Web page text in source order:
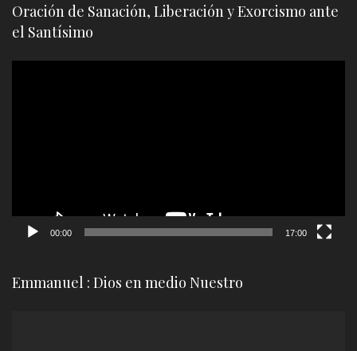
Oración de Sanación, Liberación y Exorcismo ante
el Santísimo
00:00 17:00
Emmanuel : Dios en medio Nuestro